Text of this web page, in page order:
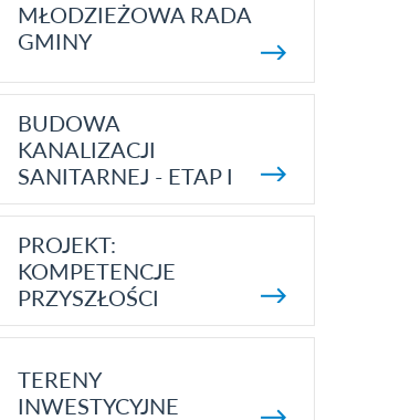
MŁODZIEŻOWA RADA
GMINY
BUDOWA
KANALIZACJI
SANITARNEJ - ETAP I
PROJEKT:
KOMPETENCJE
PRZYSZŁOŚCI
TERENY
INWESTYCYJNE